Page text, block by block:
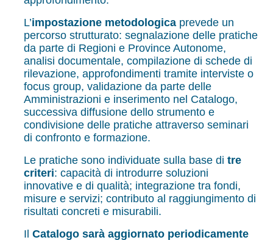
L’impostazione metodologica prevede un
percorso strutturato: segnalazione delle pratiche
da parte di Regioni e Province Autonome,
analisi documentale, compilazione di schede di
rilevazione, approfondimenti tramite interviste o
focus group, validazione da parte delle
Amministrazioni e inserimento nel Catalogo,
successiva diffusione dello strumento e
condivisione delle pratiche attraverso seminari
di confronto e formazione.
Le pratiche sono individuate sulla base di tre
criteri: capacità di introdurre soluzioni
innovative e di qualità; integrazione tra fondi,
misure e servizi; contributo al raggiungimento di
risultati concreti e misurabili.
Il Catalogo sarà aggiornato periodicamente